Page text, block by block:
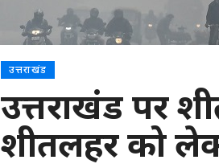
उत्तराखंड
उत्तराखंड पर
शीतलहर को